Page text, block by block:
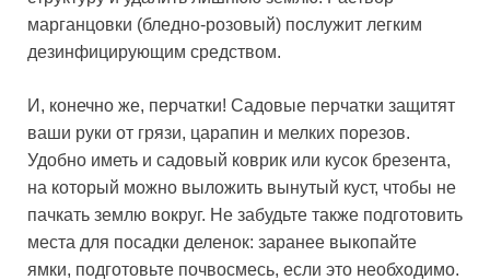
марганцовки (бледно-розовый) послужит легким
дезинфицирующим средством.
И, конечно же, перчатки! Садовые перчатки защитят
ваши руки от грязи, царапин и мелких порезов.
Удобно иметь и садовый коврик или кусок брезента,
на который можно выложить вынутый куст, чтобы не
пачкать землю вокруг. Не забудьте также подготовить
места для посадки деленок: заранее выкопайте
ямки, подготовьте почвосмесь, если это необходимо.